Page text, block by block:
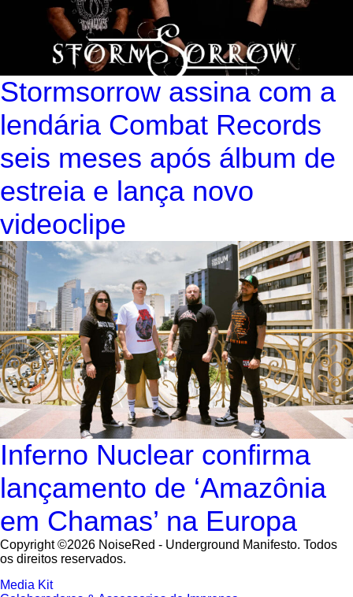
Stormsorrow assina com a
lendária Combat Records
seis meses após álbum de
estreia e lança novo
videoclipe
Inferno Nuclear confirma
lançamento de ‘Amazônia
em Chamas’ na Europa
Copyright ©2026 NoiseRed - Underground Manifesto. Todos
os direitos reservados.
Media Kit